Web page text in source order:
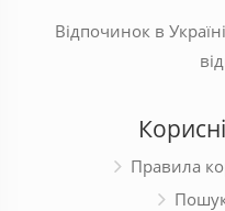
Відпочинок в
Правила